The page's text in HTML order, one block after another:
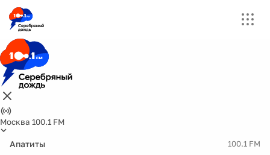
Москва 100.1 FM
Апатиты 100.1 FM